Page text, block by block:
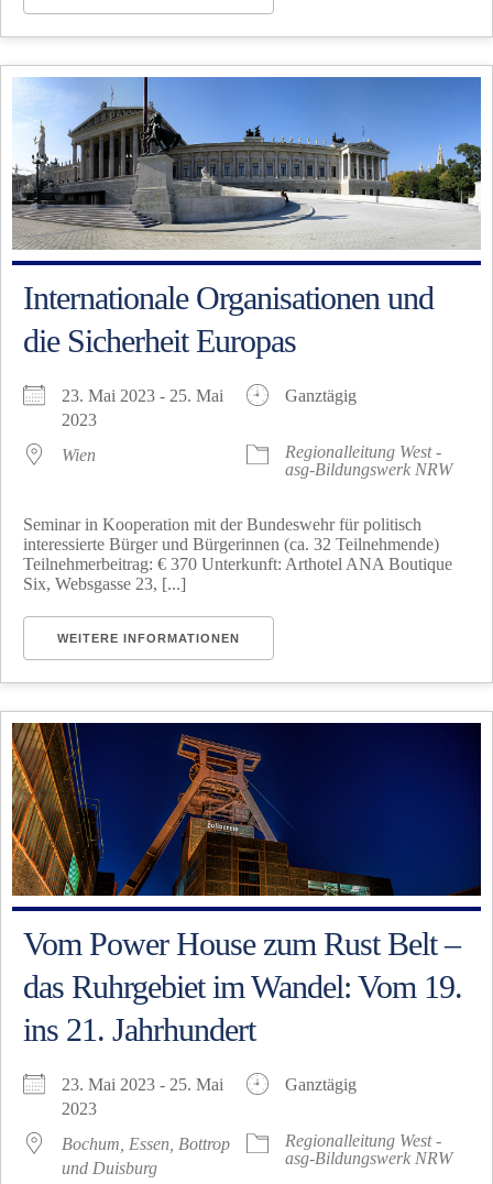
Internationale Organisationen und
die Sicherheit Europas
23. Mai 2023 - 25. Mai
2023
Ganztägig
Wien
Regionalleitung West -
asg-Bildungswerk NRW
Seminar in Kooperation mit der Bundeswehr für politisch
interessierte Bürger und Bürgerinnen (ca. 32 Teilnehmende)
Teilnehmerbeitrag: € 370 Unterkunft: Arthotel ANA Boutique
Six, Websgasse 23, [...]
WEITERE INFORMATIONEN
Vom Power House zum Rust Belt –
das Ruhrgebiet im Wandel: Vom 19.
ins 21. Jahrhundert
23. Mai 2023 - 25. Mai
2023
Ganztägig
Bochum, Essen, Bottrop
und Duisburg
Regionalleitung West -
asg-Bildungswerk NRW